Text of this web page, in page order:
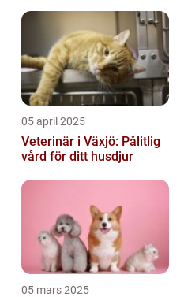
05 april 2025
Veterinär i Växjö: Pålitlig
vård för ditt husdjur
05 mars 2025